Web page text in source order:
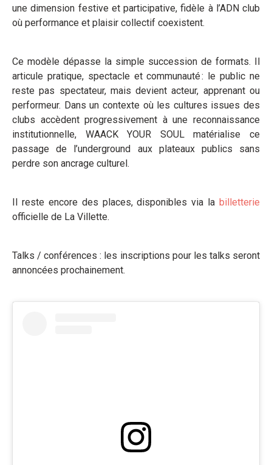
une dimension festive et participative, fidèle à l’ADN club
où performance et plaisir collectif coexistent.
Ce modèle dépasse la simple succession de formats. Il
articule pratique, spectacle et communauté : le public ne
reste pas spectateur, mais devient acteur, apprenant ou
performeur. Dans un contexte où les cultures issues des
clubs accèdent progressivement à une reconnaissance
institutionnelle, WAACK YOUR SOUL matérialise ce
passage de l’underground aux plateaux publics sans
perdre son ancrage culturel.
Il reste encore des places, disponibles via la billetterie
officielle de La Villette.
Talks / conférences : les inscriptions pour les talks seront
annoncées prochainement.